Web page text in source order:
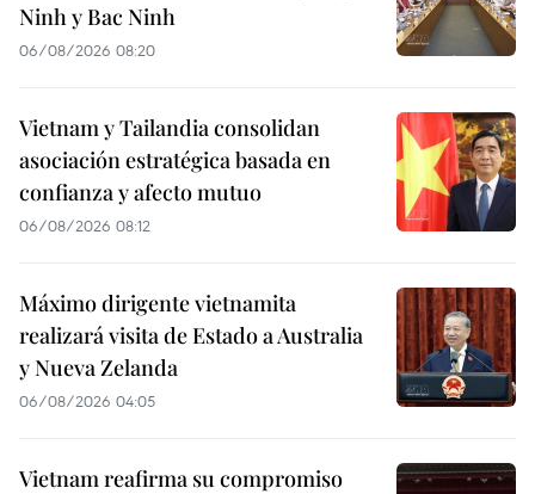
Ninh y Bac Ninh
06/08/2026 08:20
Vietnam y Tailandia consolidan
asociación estratégica basada en
confianza y afecto mutuo
06/08/2026 08:12
Máximo dirigente vietnamita
realizará visita de Estado a Australia
y Nueva Zelanda
06/08/2026 04:05
Vietnam reafirma su compromiso